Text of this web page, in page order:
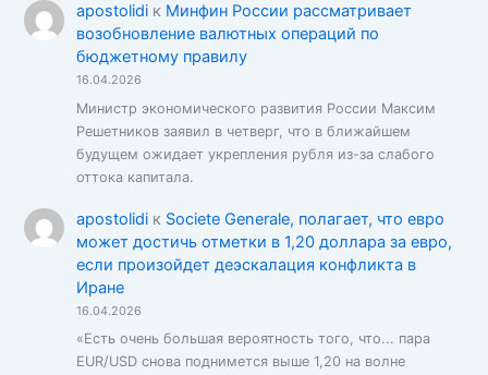
apostolidiк Минфин России рассматривает
возобновление валютных операций по
бюджетному правилу
16.04.2026
Министр экономического развития России Максим
Решетников заявил в четверг, что в ближайшем
будущем ожидает укрепления рубля из-за слабого
оттока капитала.
apostolidiк Societe Generale, полагает, что евро
может достичь отметки в 1,20 доллара за евро,
если произойдет деэскалация конфликта в
Иране
16.04.2026
«Есть очень большая вероятность того, что... пара
EUR/USD снова поднимется выше 1,20 на волне